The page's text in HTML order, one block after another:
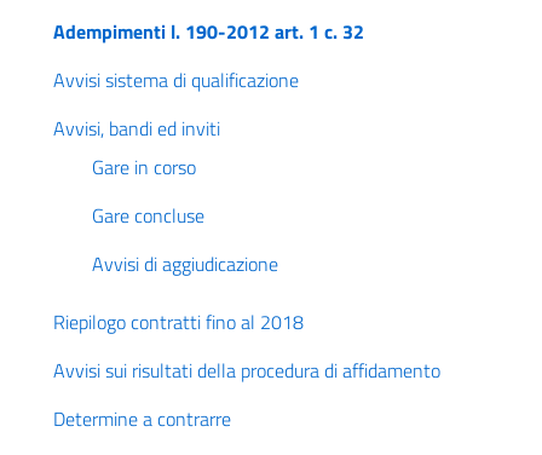
Adempimenti l. 190-2012 art. 1 c. 32
Avvisi sistema di qualificazione
Avvisi, bandi ed inviti
Gare in corso
Gare concluse
Avvisi di aggiudicazione
Riepilogo contratti fino al 2018
Avvisi sui risultati della procedura di affidamento
Determine a contrarre